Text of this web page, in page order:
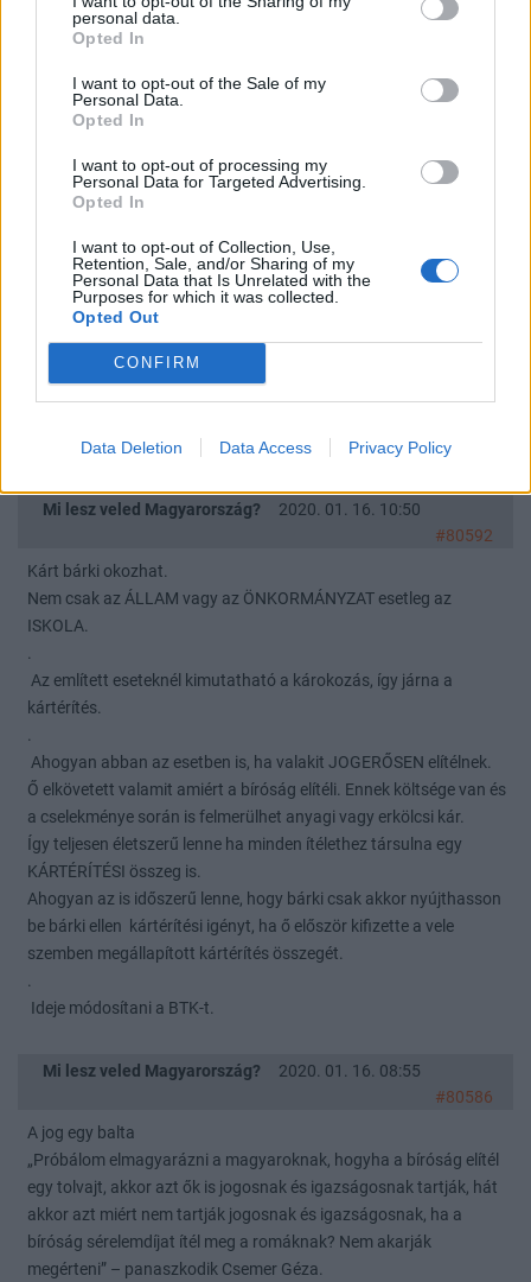
personal data.
Opted In
I want to opt-out of the Sale of my
Personal Data.
Opted In
I want to opt-out of processing my
Personal Data for Targeted Advertising.
Opted In
I want to opt-out of Collection, Use,
Retention, Sale, and/or Sharing of my
Personal Data that Is Unrelated with the
Purposes for which it was collected.
Opted Out
CONFIRM
Data Deletion Data Access Privacy Policy
Aki BŰNT követ el az KÁRT is okoz!
Miért nem tartozik ez össze?
Az ítéletnek legyen része a KÁRTÉRÍTÉS megállapítása és
kiszabása is.
Mi lesz veled Magyarország?
2020. 01. 16. 10:53
Itt az állam okozott kárt,"
a bíróság szerint.
Jelenleg is csak ROMÁKBÓL álló osztályokban tanulnak a patai
Ezért a mostani "szegregációért" kit kell beperelni??????
Mi lesz veled Magyarország?
2020. 01. 16. 10:50
#80592
Kárt bárki okozhat.
Nem csak az ÁLLAM vagy az ÖNKORMÁNYZAT esetleg az
ISKOLA.
.
Az említett eseteknél kimutatható a károkozás, így járna a
kártérítés.
.
Ahogyan abban az esetben is, ha valakit JOGERŐSEN elítélnek.
Ő elkövetett valamit amiért a bíróság elítéli. Ennek költsége van és
a cselekménye során is felmerülhet anyagi vagy erkölcsi kár.
Így teljesen életszerű lenne ha minden ítélethez társulna egy
KÁRTÉRÍTÉSI összeg is.
Ahogyan az is időszerű lenne, hogy bárki csak akkor nyújthasson
be bárki ellen kártérítési igényt, ha ő először kifizette a vele
szemben megállapított kártérítés összegét.
.
Ideje módosítani a BTK-t.
Mi lesz veled Magyarország?
2020. 01. 16. 08:55
#80586
A jog egy balta
„Próbálom elmagyarázni a magyaroknak, hogyha a bíróság elítél
egy tolvajt, akkor azt ők is jogosnak és igazságosnak tartják, hát
akkor azt miért nem tartják jogosnak és igazságosnak, ha a
bíróság sérelemdíjat ítél meg a romáknak? Nem akarják
megérteni” – panaszkodik Csemer Géza.